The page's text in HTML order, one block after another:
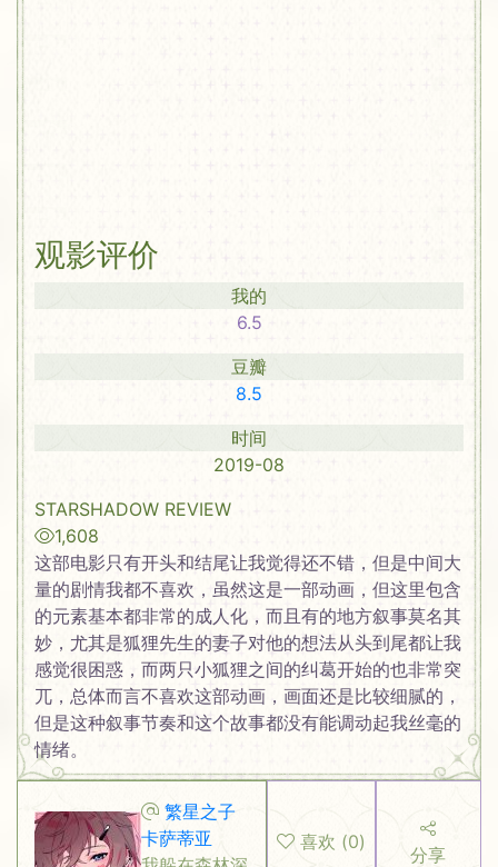
观影评价
我的
6.5
豆瓣
8.5
时间
2019-08
STARSHADOW REVIEW
1,608
这部电影只有开头和结尾让我觉得还不错，但是中间大
量的剧情我都不喜欢，虽然这是一部动画，但这里包含
的元素基本都非常的成人化，而且有的地方叙事莫名其
妙，尤其是狐狸先生的妻子对他的想法从头到尾都让我
感觉很困惑，而两只小狐狸之间的纠葛开始的也非常突
兀，总体而言不喜欢这部动画，画面还是比较细腻的，
但是这种叙事节奏和这个故事都没有能调动起我丝毫的
情绪。
繁星之子
卡萨蒂亚
喜欢 (0)
分享